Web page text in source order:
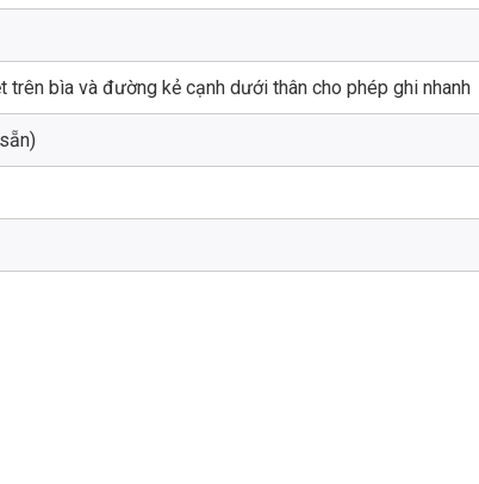
bìa và đường kẻ cạnh dưới thân cho phép ghi nhanh